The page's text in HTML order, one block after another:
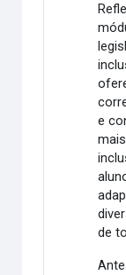
e
de